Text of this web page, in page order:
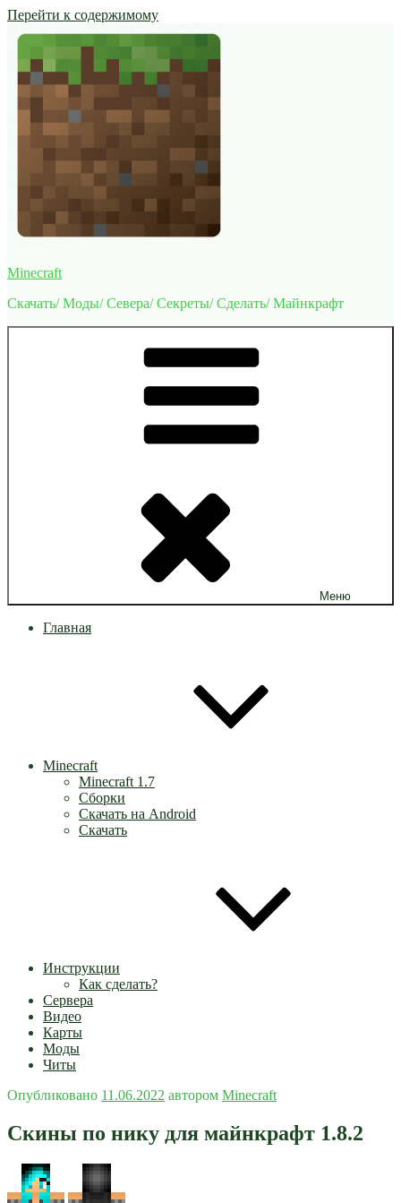
Перейти к содержимому
Minecraft
Скачать/ Моды/ Севера/ Секреты/ Сделать/ Майнкрафт
Меню
Главная
Minecraft
Minecraft 1.7
Сборки
Скачать на Android
Скачать
Инструкции
Как сделать?
Сервера
Видео
Карты
Моды
Читы
Опубликовано 11.06.2022 автором Minecraft
Скины по нику для майнкрафт 1.8.2